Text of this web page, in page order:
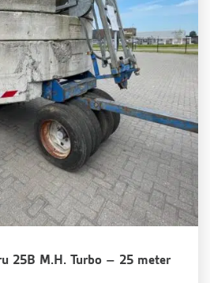
25B M.H. Turbo – 25 meter